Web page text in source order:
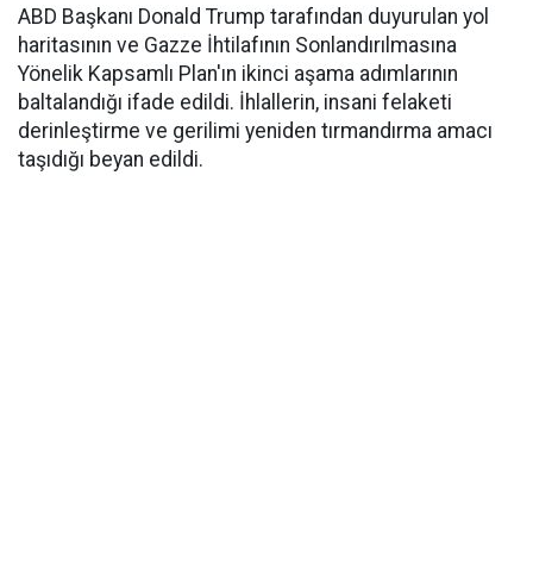
ABD Başkanı Donald Trump tarafından duyurulan yol
haritasının ve Gazze İhtilafının Sonlandırılmasına
Yönelik Kapsamlı Plan'ın ikinci aşama adımlarının
baltalandığı ifade edildi. İhlallerin, insani felaketi
derinleştirme ve gerilimi yeniden tırmandırma amacı
taşıdığı beyan edildi.